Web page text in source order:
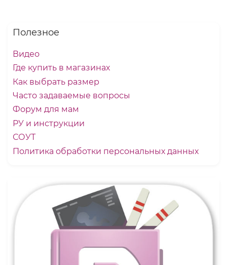
Полезное
Видео
Где купить в магазинах
Как выбрать размер
Часто задаваемые вопросы
Форум для мам
РУ и инструкции
СОУТ
Политика обработки персональных данных